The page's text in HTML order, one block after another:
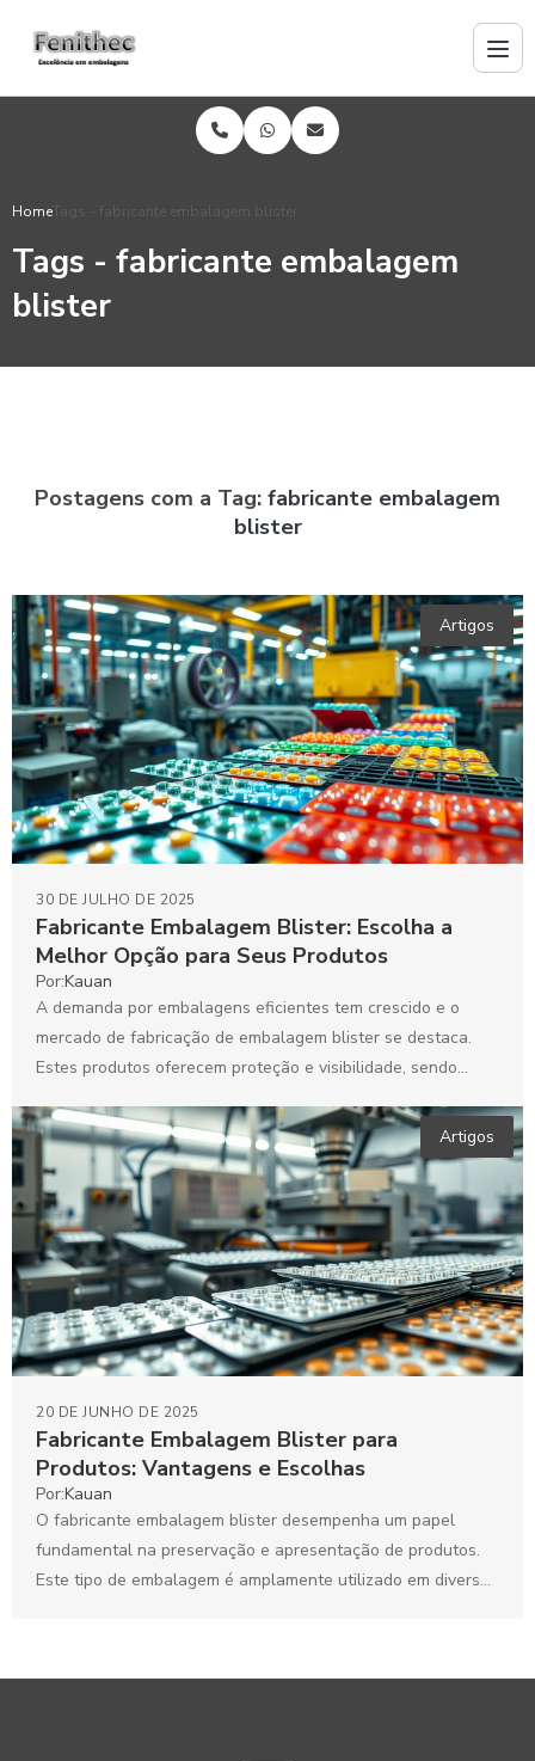
HomeTags - fabricante embalagem blister
Tags - fabricante embalagem
blister
Postagens com a Tag: fabricante embalagem
blister
Artigos
Fabricante Embalagem Blister: Escolha a
Melhor Opção para Seus Produtos
30 DE JULHO DE 2025
Por:Kauan
A demanda por embalagens eficientes tem crescido e o
mercado de fabricação de embalagem blister se destaca.
Estes produtos oferecem proteção e visibilidade, sendo
Artigos
Fabricante Embalagem Blister para
Produtos: Vantagens e Escolhas
20 DE JUNHO DE 2025
Por:Kauan
O fabricante embalagem blister desempenha um papel
fundamental na preservação e apresentação de produtos.
Este tipo de embalagem é amplamente utilizado em diversos